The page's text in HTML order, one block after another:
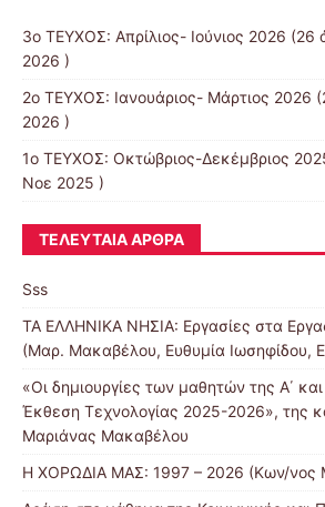
3ο ΤΕΥΧΟΣ: Απρίλιος- Ιούνιος 2026 (26
2026 )
2ο ΤΕΥΧΟΣ: Ιανουάριος- Μάρτιος 2026
2026 )
1ο ΤΕΥΧΟΣ: Οκτώβριος-Δεκέμβριος
Νοε 2025 )
ΤΕΛΕΥΤΑΊΑ ΆΡΘΡΑ
Sss
ΤΑ ΕΛΛΗΝΙΚΑ ΝΗΣΙΑ: Εργασίες στα
(Μαρ. Μακαβέλου, Ευθυμία Ιωσηφίδου,
«Οι δημιουργίες των μαθητών της Α΄
Έκθεση Τεχνολογίας 2025-2026», της
Μαριάνας Μακαβέλου
Η ΧΟΡΩΔΙΑ ΜΑΣ: 1997 – 2026 (Κων/νος